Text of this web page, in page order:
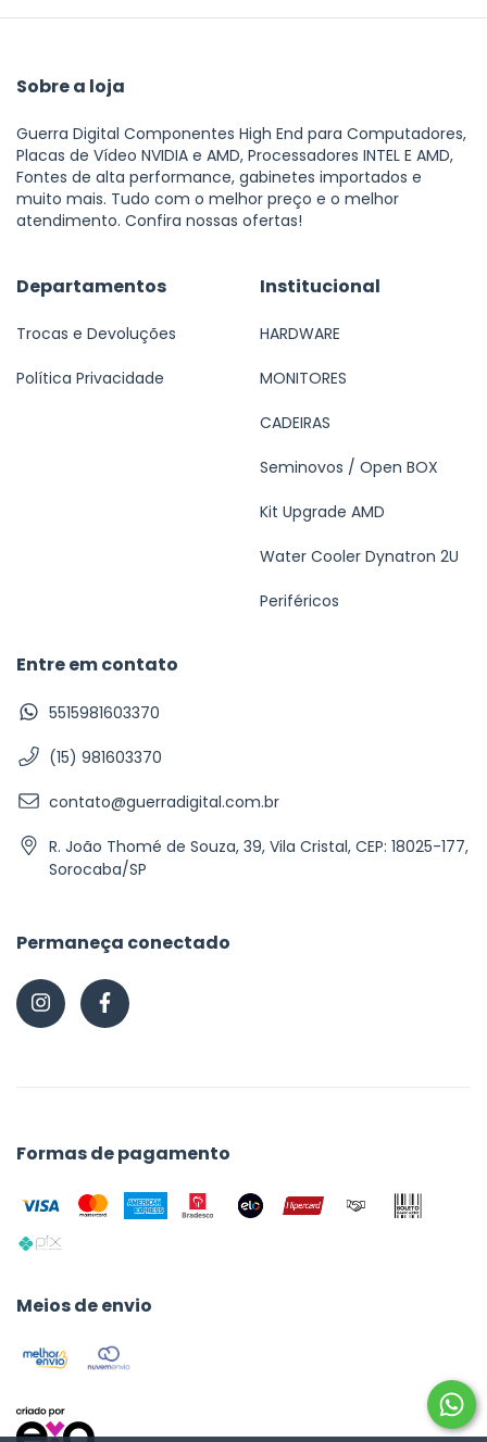
Sobre a loja
Guerra Digital Componentes High End para Computadores,
Placas de Vídeo NVIDIA e AMD, Processadores INTEL E AMD,
Fontes de alta performance, gabinetes importados e
muito mais. Tudo com o melhor preço e o melhor
atendimento. Confira nossas ofertas!
Departamentos
Trocas e Devoluções
Política Privacidade
Institucional
HARDWARE
MONITORES
CADEIRAS
Seminovos / Open BOX
Kit Upgrade AMD
Water Cooler Dynatron 2U
Periféricos
Entre em contato
5515981603370
(15) 981603370
contato@guerradigital.com.br
R. João Thomé de Souza, 39, Vila Cristal, CEP: 18025-177,
Sorocaba/SP
Permaneça conectado
Formas de pagamento
Meios de envio